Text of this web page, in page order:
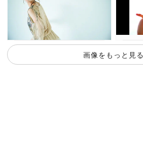
画像をもっと見る